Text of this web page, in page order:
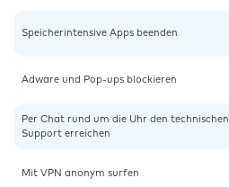
Speicherintensive Apps beenden
Adware und Pop-ups blockieren
Per Chat rund um die Uhr den technischen
Support erreichen
Mit VPN anonym surfen